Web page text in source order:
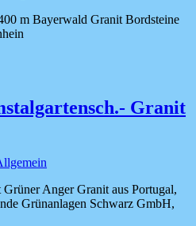
m Bayerwald Granit Bordsteine
Granit
Anger Granit aus Portugal,
Grünanlagen Schwarz GmbH,